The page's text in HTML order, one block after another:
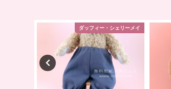
ダッフィー・シェリーメイ